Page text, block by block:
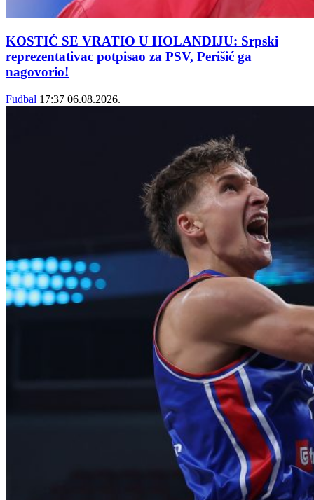
KOSTIĆ SE VRATIO U HOLANDIJU: Srpski
reprezentativac potpisao za PSV, Perišić ga
nagovorio!
Fudbal 17:37 06.08.2026.